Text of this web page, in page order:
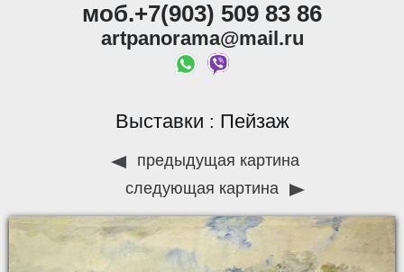
моб.+7(903) 509 83 86
artpanorama@mail.ru
Выставки : Пейзаж
предыдущая картина
следующая картина